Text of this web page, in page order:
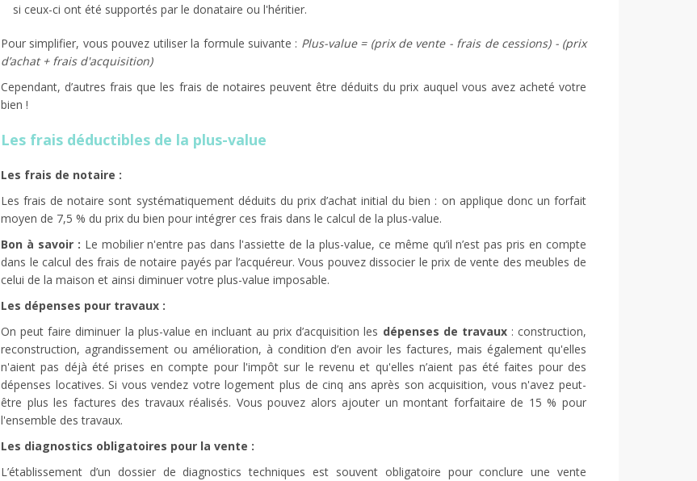
si ceux-ci ont été supportés par le donataire ou l'héritier.
Pour simplifier, vous pouvez utiliser la formule suivante : Plus-value = (prix de vente - frais de cessions) - (prix
d’achat + frais d'acquisition)
Cependant, d’autres frais que les frais de notaires peuvent être déduits du prix auquel vous avez acheté votre
bien !
Les frais déductibles de la plus-value
Les frais de notaire :
Les frais de notaire sont systématiquement déduits du prix d’achat initial du bien : on applique donc un forfait
moyen de 7,5 % du prix du bien pour intégrer ces frais dans le calcul de la plus-value.
Bon à savoir : Le mobilier n'entre pas dans l'assiette de la plus-value, ce même qu’il n’est pas pris en compte
dans le calcul des frais de notaire payés par l’acquéreur. Vous pouvez dissocier le prix de vente des meubles de
celui de la maison et ainsi diminuer votre plus-value imposable.
Les dépenses pour travaux :
On peut faire diminuer la plus-value en incluant au prix d’acquisition les dépenses de travaux: construction,
reconstruction, agrandissement ou amélioration, à condition d’en avoir les factures, mais également qu'elles
n'aient pas déjà été prises en compte pour l'impôt sur le revenu et qu'elles n’aient pas été faites pour des
dépenses locatives. Si vous vendez votre logement plus de cinq ans après son acquisition, vous n'avez peut-
être plus les factures des travaux réalisés. Vous pouvez alors ajouter un montant forfaitaire de 15 % pour
l'ensemble des travaux.
Les diagnostics obligatoires pour la vente :
L’établissement d’un dossier de diagnostics techniques est souvent obligatoire pour conclure une vente